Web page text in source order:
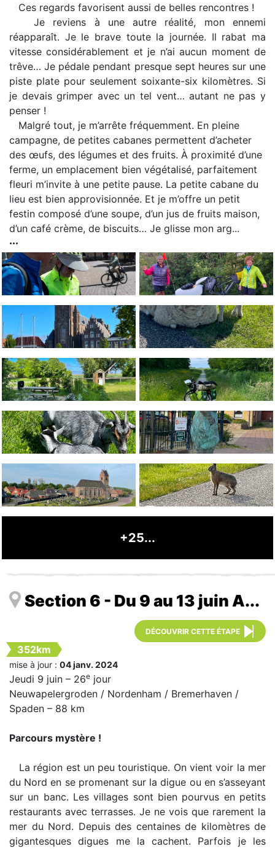
Ces regards favorisent aussi de belles rencontres !
Je reviens à une autre réalité, mon ennemi
réapparaît. Je le brave toute la journée. Il rabat ma
vitesse considérablement et je n’ai aucun moment de
trêve… Je pédale pendant presque sept heures sur une
piste plate pour seulement soixante-six kilomètres. Si
je devais grimper avec un tel vent… autant ne pas y
penser !
Malgré tout, je m’arrête fréquemment. En pleine
campagne, de petites cabanes permettent d’acheter
des œufs, des légumes et des fruits. À proximité d’une
ferme, un emplacement bien végétalisé, parfaitement
fleuri m’invite à une petite pause. La petite cabane du
lieu est bien approvisionnée. Et je m’offre un petit
festin composé d’une soupe, d’un jus de fruits maison,
d’un café crème, de biscuits… Je glisse mon arg...
+25...
Section 6 - Du 9 au 13 juin A...
DÉCOUVRIR CETTE ÉTAPE
352km
mise à jour : 04 janv. 2024
Jeudi 9 juin – 26e jour
Neuwapelergroden / Nordenham / Bremerhaven /
Spaden – 88 km
Parcours mystère !
La région est un peu touristique. On vient voir la mer
du Nord en se promenant sur la digue ou en s’asseyant
sur un banc. Les villages sont bien pourvus en petits
restaurants avec terrasses. Je ne vois que rarement la
mer du Nord. Depuis des centaines de kilomètres de
gigantesques digues me la cachent. Parfois je les